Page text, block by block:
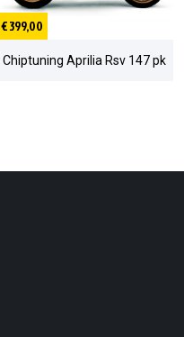
€ 399,00
Chiptuning Aprilia Rsv 147 pk